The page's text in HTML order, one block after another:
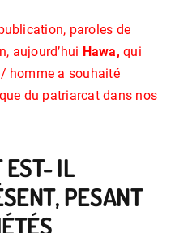
paroles de
aujourd’hui Hawa, qui
homme a souhaité
du patriarcat dans nos
EST- IL
PESANT